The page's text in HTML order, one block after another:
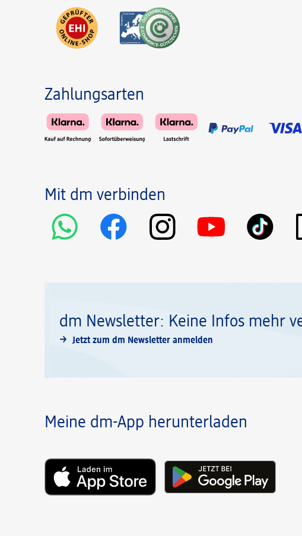
Zahlungsarten
Mit dm verbinden
dm Newsletter: Keine Infos mehr
Jetzt zum dm Newsletter anmelden
Meine dm-App herunterladen